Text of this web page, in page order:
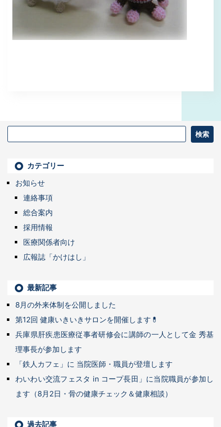
カテゴリー
お知らせ
連絡事項
総合案内
採用情報
医療関係者向け
広報誌「かけはし」
最新記事
8月の外来体制を公開しました
第12回 健康いきいきサロンを開催します💊
兵庫県肝疾患医療従事者研修会に講師の一人として金 秀基
理事長が参加します
「鉄人カフェ」に 当院医師・職員が登壇します
わいわい交流フェスタ in コープ長田」に当院職員が参加し
ます（8月2日・骨の健康チェック＆健康相談）
過去記事